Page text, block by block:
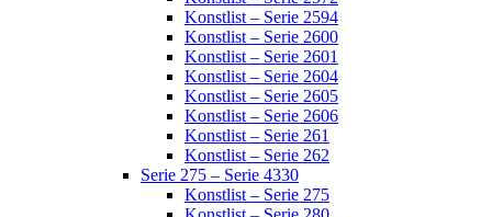
Konstlist – Serie 2594
Konstlist – Serie 2600
Konstlist – Serie 2601
Konstlist – Serie 2604
Konstlist – Serie 2605
Konstlist – Serie 2606
Konstlist – Serie 261
Konstlist – Serie 262
Serie 275 – Serie 4330
Konstlist – Serie 275